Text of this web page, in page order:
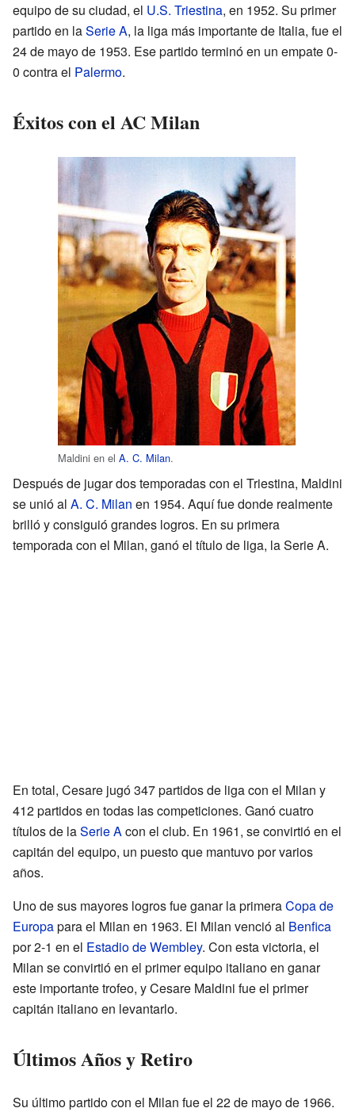
equipo de su ciudad, el U.S. Triestina, en 1952. Su primer
partido en laSerie A, la liga más importante de Italia, fue el
24 de mayo de 1953. Ese partido terminó en un empate 0-
0 contra el Palermo.
Éxitos con el AC Milan
Maldini en el A. C. Milan.
Después de jugar dos temporadas con el Triestina, Maldini
se unió al A. C. Milan en 1954. Aquí fue donde realmente
brilló y consiguió grandes logros. En su primera
temporada con el Milan, ganó el título de liga, la Serie A.
En total, Cesare jugó 347 partidos de liga con el Milan y
412 partidos en todas las competiciones. Ganó cuatro
títulos de laSerie Acon el club. En 1961, se convirtió en el
capitán del equipo, un puesto que mantuvo por varios
años.
Uno de sus mayores logros fue ganar la primeraCopa de
Europapara el Milan en 1963. El Milan venció al Benfica
por 2-1 en el Estadio de Wembley. Con esta victoria, el
Milan se convirtió en el primer equipo italiano en ganar
este importante trofeo, y Cesare Maldini fue el primer
capitán italiano en levantarlo.
Últimos Años y Retiro
Su último partido con el Milan fue el 22 de mayo de 1966.